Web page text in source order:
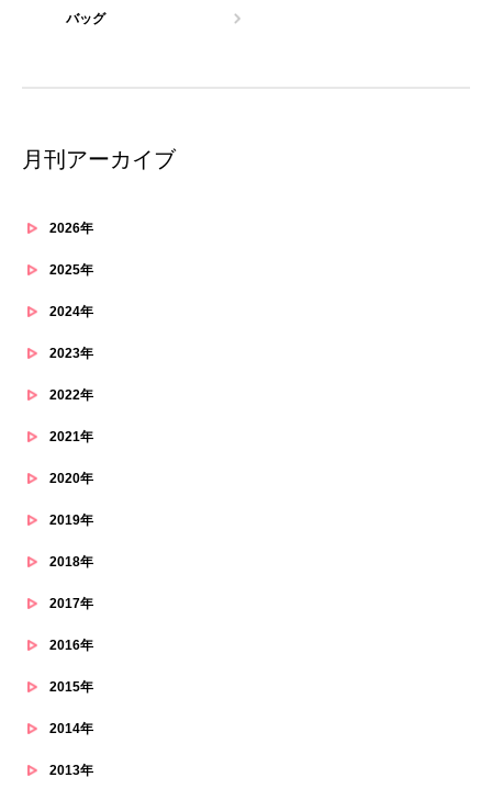
バッグ
月刊アーカイブ
2026年
2025年
2024年
2023年
2022年
2021年
2020年
2019年
2018年
2017年
2016年
2015年
2014年
2013年